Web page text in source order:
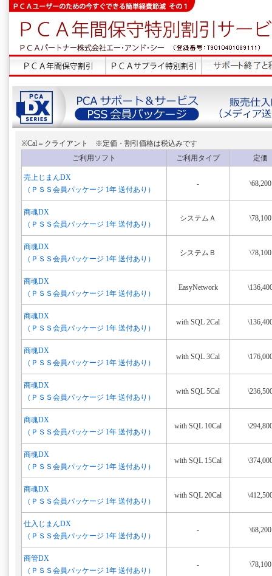
※Cal＝クライアント ※定価・割引価格は税込みです
ご利用ソフト
ご利用タイプ 定価
売上じまんDX
（ＰＳＳ会員パッケージ 1年 送付あり）
- \68,200
商魂DX
（ＰＳＳ会員パッケージ 1年 送付あり）
システムＡ \78,100
商魂DX
（ＰＳＳ会員パッケージ 1年 送付あり）
システムＢ \78,100
商魂DX
（ＰＳＳ会員パッケージ 1年 送付あり）
EasyNetwork
商魂DX
（ＰＳＳ会員パッケージ 1年 送付あり）
with SQL 2Cal
商魂DX
（ＰＳＳ会員パッケージ 1年 送付あり）
with SQL 3Cal
商魂DX
（ＰＳＳ会員パッケージ 1年 送付あり）
with SQL 5Cal
商魂DX
（ＰＳＳ会員パッケージ 1年 送付あり）
with SQL 10Cal
商魂DX
（ＰＳＳ会員パッケージ 1年 送付あり）
with SQL 15Cal
商魂DX
（ＰＳＳ会員パッケージ 1年 送付あり）
with SQL 20Cal
仕入じまんDX
（ＰＳＳ会員パッケージ 1年 送付あり）
- \68,200
商管DX
（ＰＳＳ会員パッケージ 1年 送付あり）
- \78,100